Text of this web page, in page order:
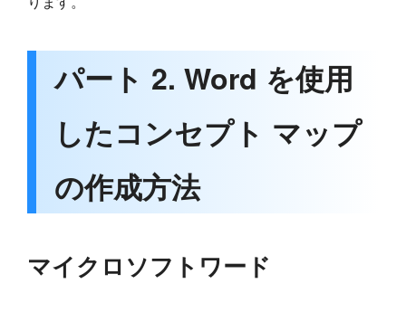
パート 2. Word を使用
したコンセプト マップ
の作成方法
マイクロソフトワード